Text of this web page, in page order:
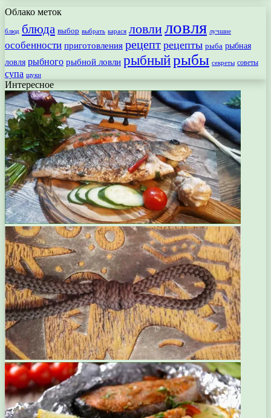
Облако меток
блюд блюда выбор выбрать карася ловлиловля лучшие
особенности приготовления рецепт рецепты рыба рыбная
ловля рыбного рыбной ловли рыбныйрыбы секреты советы
супа щуки
Интересное